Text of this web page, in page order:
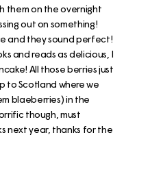
them on the overnight
out on something!
and they sound perfect!
and reads as delicious, I
All those berries just
to Scotland where we
blaeberries) in the
though, must
next year, thanks for the